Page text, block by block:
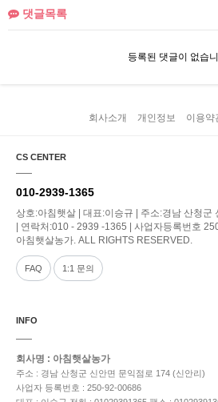
댓글목록
등록된 댓글이 없습
회사소개 개인정보 이용약
CS CENTER
010-2939-1365
상호:아침햇살 | 대표:이승규 | 주소:경남 산청군
| 연락처:010 - 2939 -1365 | 사업자등록번호
아침햇살농가. ALL RIGHTS RESERVED.
FAQ 1:1 문의
INFO
회사명 : 아침햇살농가
주소 : 경남 산청군 신안면 문익점로 174 (신안리)
사업자 등록번호 : 250-92-00686